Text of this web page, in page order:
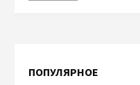
ПОПУЛЯРНОЕ